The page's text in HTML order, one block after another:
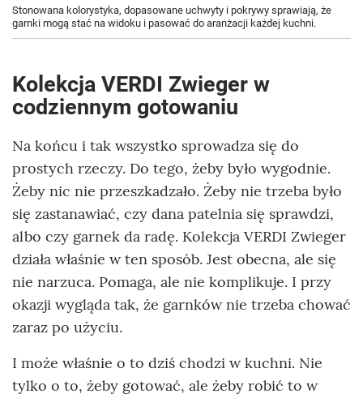
Stonowana kolorystyka, dopasowane uchwyty i pokrywy sprawiają, że
garnki mogą stać na widoku i pasować do aranżacji każdej kuchni.
Kolekcja VERDI Zwieger w
codziennym gotowaniu
Na końcu i tak wszystko sprowadza się do
prostych rzeczy. Do tego, żeby było wygodnie.
Żeby nic nie przeszkadzało. Żeby nie trzeba było
się zastanawiać, czy dana patelnia się sprawdzi,
albo czy garnek da radę. Kolekcja VERDI Zwieger
działa właśnie w ten sposób. Jest obecna, ale się
nie narzuca. Pomaga, ale nie komplikuje. I przy
okazji wygląda tak, że garnków nie trzeba chować
zaraz po użyciu.
I może właśnie o to dziś chodzi w kuchni. Nie
tylko o to, żeby gotować, ale żeby robić to w